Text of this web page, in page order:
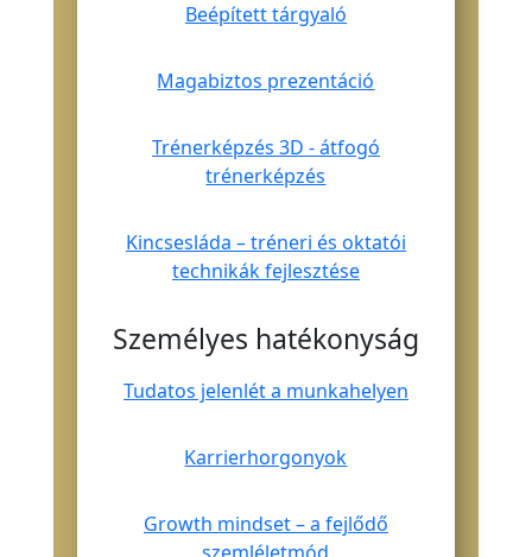
Beépített tárgyaló
Magabiztos prezentáció
Trénerképzés 3D - átfogó
trénerképzés
Kincsesláda – tréneri és oktatói
technikák fejlesztése
Személyes hatékonyság
Tudatos jelenlét a munkahelyen
Karrierhorgonyok
Growth mindset – a fejlődő